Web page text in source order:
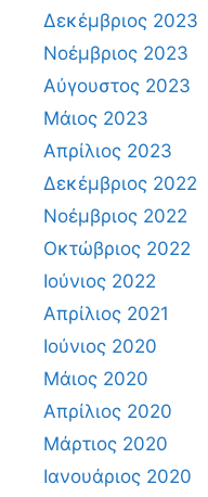
Δεκέμβριος 2023
Νοέμβριος 2023
Αύγουστος 2023
Μάιος 2023
Απρίλιος 2023
Δεκέμβριος 2022
Νοέμβριος 2022
Οκτώβριος 2022
Ιούνιος 2022
Απρίλιος 2021
Ιούνιος 2020
Μάιος 2020
Απρίλιος 2020
Μάρτιος 2020
Ιανουάριος 2020